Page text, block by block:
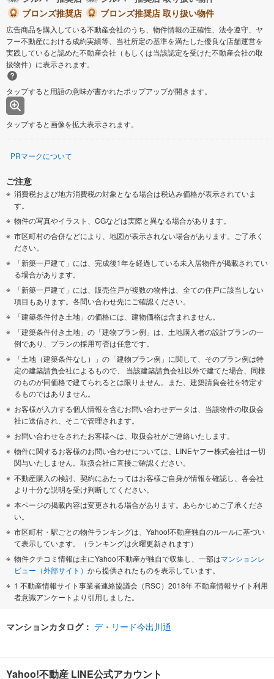
ブロンズ推奨店
ブロンズ推奨店 取り扱い物件
広告商品を購入している不動産会社のうち、物件情報の正確性、法令遵守、ヤ
フー不動産における成約実績等、当社所定の基準を満たした優良な店舗運営を
実践していると認めた不動産会社（もしくは当該認定を受けた不動産会社の取
扱物件）に表示されます。
タップすると用語の意味が書かれたポップアップが開きます。
タップすると画像を拡大表示されます。
PRマークについて
ご注意
消費税および地方消費税の対象となる場合は税込み価格が表示されていま
す。
物件の写真やイラスト、CGなどは実際と異なる場合があります。
市区町村の合併などにより、地図が表示されない場合があります。ご了承く
ださい。
「新築一戸建て」には、完成後1年を経過している未入居物件が掲載されてい
る場合があります。
「新築一戸建て」には、販売住戸が複数の物件は、全ての住戸に該当しない
項目もあります。各問い合わせ先にご確認ください。
「建築条件付き土地」の価格には、建物価格は含まれません。
「建築条件付き土地」の「建物プラン例」は、土地購入者の設計プランの一
例であり、プランの採用可否は任意です。
「土地（建築条件なし）」の「建物プラン例」に関して、そのプラン例は特
定の建築請負会社によるもので、 当該建築請負会社以外で建てた場合、同様
のものが同価格で建てられるとは限りません。また、建築請負会社を特定す
るものではありません。
お客様が入力する個人情報を含むお問い合わせデータは、当該物件の取扱会
社に送信され、そこで管理されます。
お問い合わせをされたお客様へは、取扱会社がご連絡いたします。
物件に関するお客様のお問い合わせについては、LINEヤフー株式会社は一切
関与いたしません。取扱会社に直接ご確認ください。
不動産購入の検討、契約にあたってはお客様ご自身が情報を確認し、各会社
より十分な説明を受け判断してください。
本ページの掲載内容は変更される場合があります。あらかじめご了承くださ
い。
市区町村・駅ごとの物件ランキングは、Yahoo!不動産独自のルールに基づい
て表示しています。（ランキングは火曜更新されます）
物件クチコミ情報は主にYahoo!不動産が独自で収集し、一部はマンションレ
ビュー（外部サイト） から提供されたものを表示しています。
1 不動産情報サイト事業者連絡協議会（RSC）2018年 不動産情報サイト利用
者意識アンケートより引用しました。
マンションカタログ： デ・リード今出川通
Yahoo!不動産 LINE公式アカウント